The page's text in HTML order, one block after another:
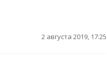
2 августа 2019, 17:25